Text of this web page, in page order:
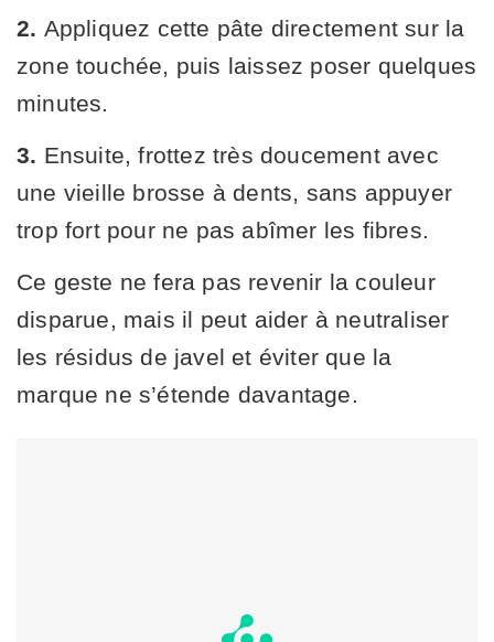
2. Appliquez cette pâte directement sur la
zone touchée, puis laissez poser quelques
minutes.
3. Ensuite, frottez très doucement avec
une vieille brosse à dents, sans appuyer
trop fort pour ne pas abîmer les fibres.
Ce geste ne fera pas revenir la couleur
disparue, mais il peut aider à neutraliser
les résidus de javel et éviter que la
marque ne s’étende davantage.